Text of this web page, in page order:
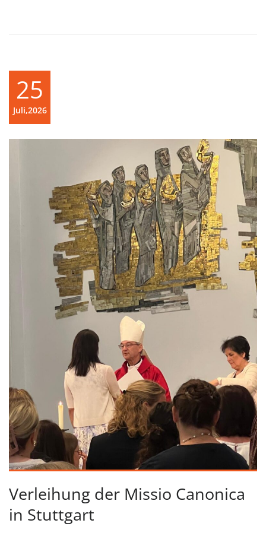
25
Juli,2026
Verleihung der Missio Canonica
in Stuttgart